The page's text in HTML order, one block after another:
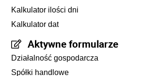
Kalkulator ilości dni
Kalkulator dat
Aktywne formularze
Działalność gospodarcza
Spółki handlowe